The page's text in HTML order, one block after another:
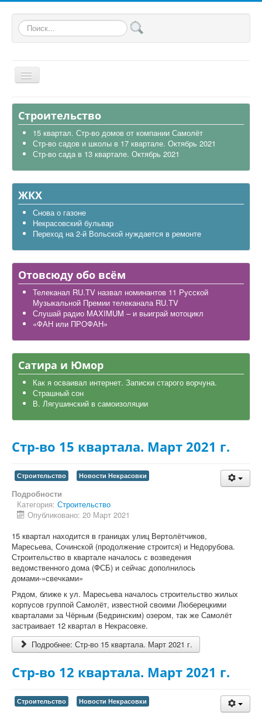
Искать...
Общая
В районе
Строительство
Транспорт
Экология
Политика
Офицеры России
Дела школьные
Карта района
Строительство
15 квартал. Стр-во домов от компании Самолёт
Стр-во садов и школы в 17 квартале. Октябрь 2021
Стр-во сада в 13 квартале. Октябрь 2021
ЖКХ
Снова о газоне
Некрасовский бульвар
Переход на 2-й Вольской нуждается в ремонте
Отовсюду обо всём
Телеканал RU.TV назвал номинантов 11 Русской
Музыкальной Премии телеканала RU.TV
Слушай радио MAXIMUM – и выиграй мотоцикл
«ФАН или ПРОФАН»
Сатира и Юмор
Как я осваивал интернет. Записки старого ворчуна.
Страшный сон
В. Лягушинский в самоизоляции
Стр-во 15 квартала. Март 2021 г.
Строительство Новости Некрасовки
Подробности
Категория: Строительство
Опубликовано: 20 Март 2021
15 квартал находится в границах улиц Вертолётчиков,
Маресьева, Сочинской (продолжение строится) и Недорубова.
Строительство в квартале началось с возведения
ведомственного дома (ФСБ) и сейчас дополнилось
домами-»свечками»
Рядом, ближе к ул. Маресьева началось строительство жилых
корпусов группой Самолёт, известной своими Люберецкими
кварталами за Чёрным (Бедринским) озером, так же Самолёт
застраивает 12 квартал в Некрасовке.
Подробнее: Стр-во 15 квартала. Март 2021 г.
Стр-во 12 квартала. Март 2021 г.
Строительство Новости Некрасовки